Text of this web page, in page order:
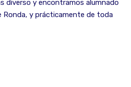
diverso y encontramos alumnado
Ronda, y prácticamente de toda